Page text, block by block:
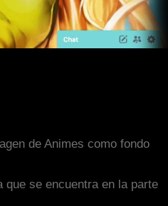
de Animes como fondo
se encuentra en la parte